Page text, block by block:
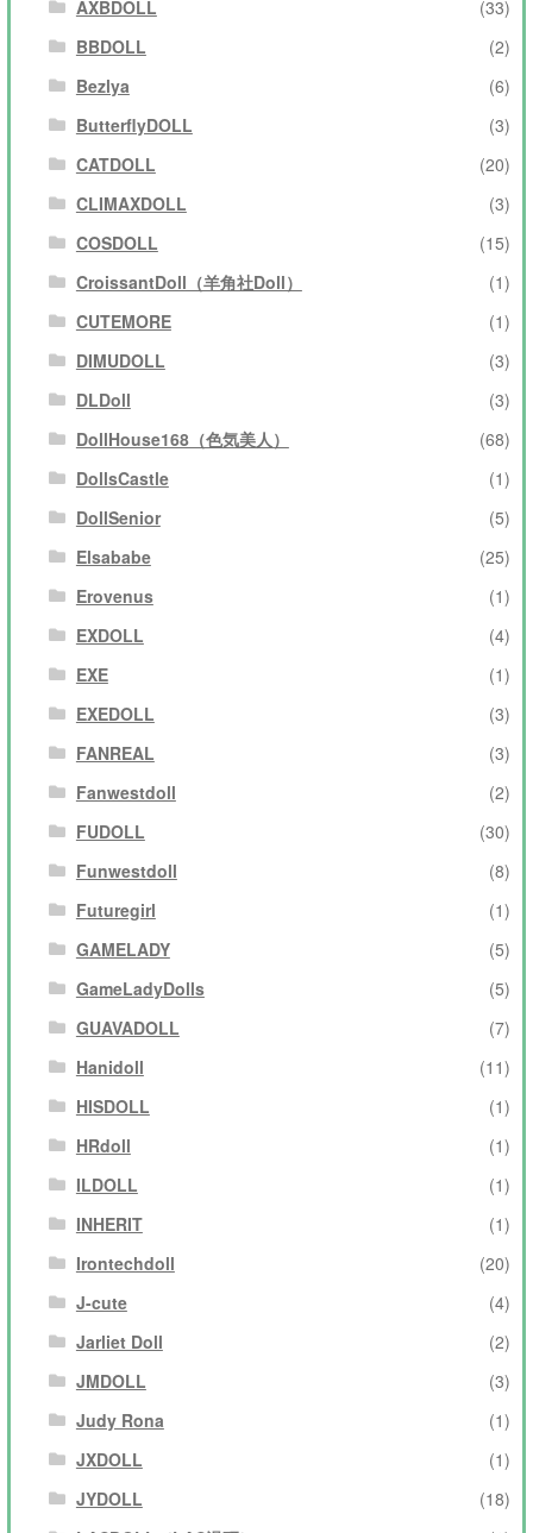
AXBDOLL
(33)
BBDOLL
(2)
Bezlya
(6)
ButterflyDOLL
(3)
CATDOLL
(20)
CLIMAXDOLL
(3)
COSDOLL
(15)
CroissantDoll（羊角社Doll）
(1)
CUTEMORE
(1)
DIMUDOLL
(3)
DLDoll
(3)
DollHouse168（色気美人）
(68)
DollsCastle
(1)
DollSenior
(5)
Elsababe
(25)
Erovenus
(1)
EXDOLL
(4)
EXE
(1)
EXEDOLL
(3)
FANREAL
(3)
Fanwestdoll
(2)
FUDOLL
(30)
Funwestdoll
(8)
Futuregirl
(1)
GAMELADY
(5)
GameLadyDolls
(5)
GUAVADOLL
(7)
Hanidoll
(11)
HISDOLL
(1)
HRdoll
(1)
ILDOLL
(1)
INHERIT
(1)
Irontechdoll
(20)
J-cute
(4)
Jarliet Doll
(2)
JMDOLL
(3)
Judy Rona
(1)
JXDOLL
(1)
JYDOLL
(18)